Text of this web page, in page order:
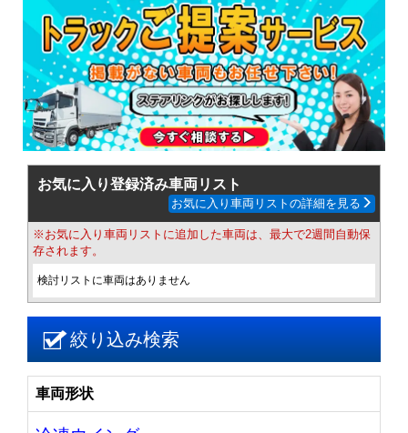
お気に入り登録済み車両リスト
お気に入り車両リストの詳細を見る
※お気に入り車両リストに追加した車両は、最大で2週間自動保
存されます。
検討リストに車両はありません
絞り込み検索
車両形状